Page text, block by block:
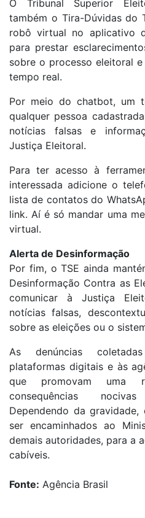
O Tribunal Superior
também o Tira-Dúvidas do
robô virtual no aplicativo
para prestar
sobre o processo eleitoral
tempo real.
Por meio do chatbot, um
qualquer pessoa
notícias falsas e
Justiça Eleitoral.
Para ter acesso à
interessada adicione o
lista de contatos do
link. Aí é só mandar uma
virtual.
Alerta de Desinformação
Por fim, o TSE ainda
Desinformação Contra as
comunicar à Justiça
notícias falsas,
sobre as eleições ou o
As denúncias
plataformas digitais e às
que promovam uma
consequências
Dependendo da
ser encaminhados ao
demais autoridades, para a
cabíveis.
Fonte: Agência Brasil